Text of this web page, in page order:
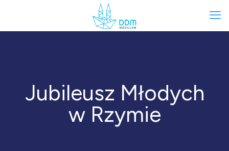
Jubileusz Młodych
w Rzymie